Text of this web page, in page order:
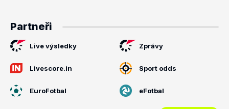
Partneři
Live výsledky Zprávy
Livescore.in Sport odds
EuroFotbal eFotbal